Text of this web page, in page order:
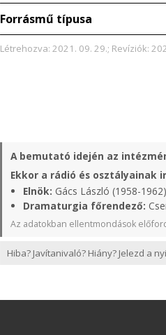
Forrásmű típusa
Létrehozva: 2021. 09. 29.; Revíziók:
A bemutató idején az
Ekkor a rádió és osztályainak
Elnök: Gács László (1958-
Dramaturgia főrendező:
Az adatokban ellentmondások
Hiba? Javítanivaló? Hiány? Jelezd a